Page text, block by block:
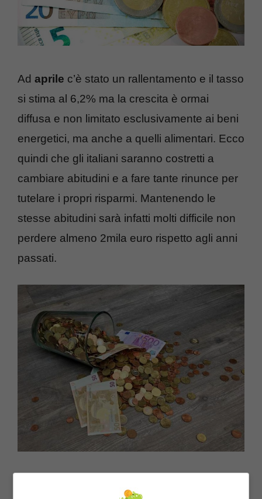
Ad aprile c’è stato un rallentamento e il tasso
si stima al 6,2% ma la crescita è ormai
diffusa e non limitato esclusivamente ai beni
energetici, ma anche a quelli alimentari. Ecco
quindi che gli italiani saranno costretti a
cambiare abitudini e a fare tante rinunce per
tutelare i propri risparmi. Mantenendo le
stesse abitudini sarà infatti molti difficile non
perdere almeno 2mila euro rispetto agli anni
passati.